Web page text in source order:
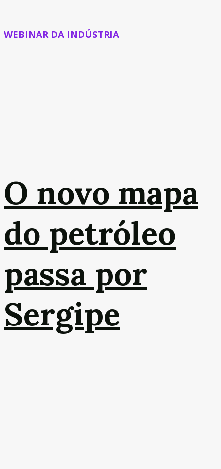
WEBINAR DA INDÚSTRIA
O novo mapa
do petróleo
passa por
Sergipe